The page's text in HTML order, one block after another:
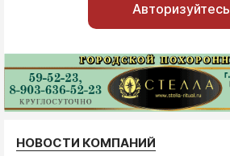
Авторизуйтесь
НОВОСТИ КОМПАНИЙ